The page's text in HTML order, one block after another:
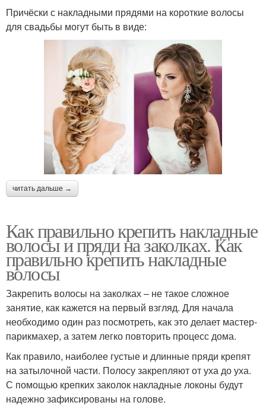
Причёски с накладными прядями на короткие волосы
для свадьбы могут быть в виде:
читать дальше →
Как правильно крепить накладные
волосы и пряди на заколках. Как
правильно крепить накладные
волосы
Закрепить волосы на заколках – не такое сложное
занятие, как кажется на первый взгляд. Для начала
необходимо один раз посмотреть, как это делает мастер-
парикмахер, а затем легко повторить процесс дома.
Как правило, наиболее густые и длинные пряди крепят
на затылочной части. Полосу закрепляют от уха до уха.
С помощью крепких заколок накладные локоны будут
надежно зафиксированы на голове.